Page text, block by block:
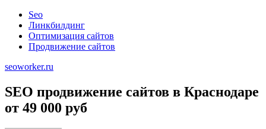
Seo
Линкбилдинг
Оптимизация сайтов
Продвижение сайтов
seoworker.ru
SEO продвижение сайтов в Краснодаре
от 49 000 руб